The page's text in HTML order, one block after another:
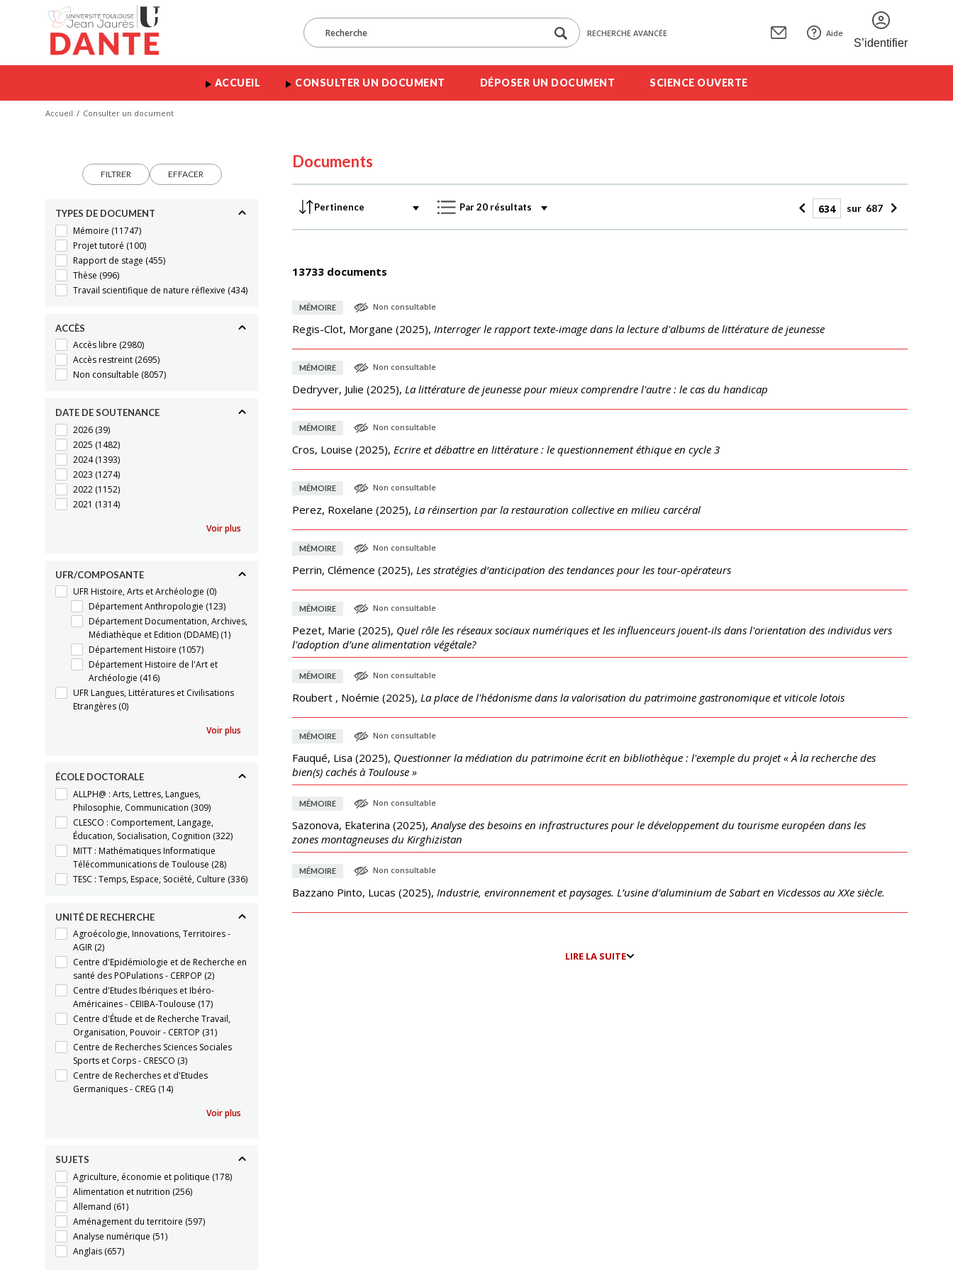
RECHERCHE AVANCÉE Aide
S’identifier
ACCUEIL CONSULTER UN DOCUMENT DÉPOSER UN DOCUMENT SCIENCE OUVERTE
Accueil Consulter un document
FILTRER EFFACER
TYPES DE DOCUMENT
Mémoire (11747)
Projet tutoré (100)
Rapport de stage (455)
Thèse (996)
Travail scientifique de nature réflexive (434)
ACCÈS
Accès libre (2980)
Accès restreint (2695)
Non consultable (8057)
DATE DE SOUTENANCE
2026 (39)
2025 (1482)
2024(1393)
2023 (1274)
2022 (1152)
2021 (1314)
Voir plus
UFR/COMPOSANTE
UFR Histoire, Arts et Archéologie (0)
Département Anthropologie (123)
Département Documentation, Archives,
Médiathèque et Edition (DDAME) (1)
Département Histoire (1057)
Département Histoire de l'Art et
Archéologie (416)
UFR Langues, Littératures et Civilisations
Etrangères (0)
Voir plus
ÉCOLE DOCTORALE
ALLPH@ : Arts, Lettres, Langues,
Philosophie, Communication (309)
CLESCO : Comportement, Langage,
Éducation, Socialisation, Cognition (322)
MITT : Mathématiques Informatique
Télécommunications de Toulouse (28)
TESC : Temps, Espace, Société, Culture (336)
UNITÉ DE RECHERCHE
Agroécologie, Innovations, Territoires -
AGIR (2)
Centre d'Epidémiologie et de Recherche en
santé des POPulations - CERPOP (2)
Centre d'Etudes Ibériques et Ibéro-
Américaines - CEIIBA-Toulouse (17)
Centre d'Étude et de Recherche Travail,
Organisation, Pouvoir - CERTOP (31)
Centre de Recherches Sciences Sociales
Sports et Corps - CRESCO (3)
Centre de Recherches et d'Etudes
Germaniques - CREG (14)
Voir plus
SUJETS
Agriculture, économie et politique (178)
Alimentation et nutrition (256)
Allemand (61)
Aménagement du territoire (597)
Analyse numérique (51)
Anglais (657)
Documents
sur 687
13733 documents
MÉMOIRE Non consultable
Regis-Clot, Morgane (2025), Interroger le rapport texte-image dans la lecture d'albums de littérature de jeunesse
MÉMOIRE Non consultable
Dedryver, Julie (2025), La littérature de jeunesse pour mieux comprendre l'autre : le cas du handicap
MÉMOIRE Non consultable
Cros, Louise (2025), Ecrire et débattre en littérature : le questionnement éthique en cycle 3
MÉMOIRE Non consultable
Perez, Roxelane (2025), La réinsertion par la restauration collective en milieu carcéral
MÉMOIRE Non consultable
Perrin, Clémence (2025), Les stratégies d’anticipation des tendances pour les tour-opérateurs
MÉMOIRE Non consultable
Pezet, Marie (2025), Quel rôle les réseaux sociaux numériques et les influenceurs jouent-ils dans l'orientation des individus vers
l'adoption d’une alimentation végétale?
MÉMOIRE Non consultable
Roubert , Noémie (2025), La place de l'hédonisme dans la valorisation du patrimoine gastronomique et viticole lotois
MÉMOIRE Non consultable
Fauqué, Lisa (2025), Questionner la médiation du patrimoine écrit en bibliothèque : l'exemple du projet « À la recherche des
bien(s) cachés à Toulouse »
MÉMOIRE Non consultable
Sazonova, Ekaterina (2025),Analyse des besoins en infrastructures pour le développement du tourisme européen dans les
zones montagneuses du Kirghizistan
MÉMOIRE Non consultable
Bazzano Pinto, Lucas (2025), Industrie, environnement et paysages. L’usine d’aluminium de Sabart en Vicdessos au XXe siècle.
LIRE LA SUITE